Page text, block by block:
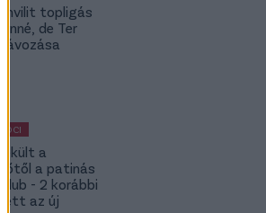
topligás
de Ter
távozása
a
a patinás
klub - 2 korábbi
lett az új